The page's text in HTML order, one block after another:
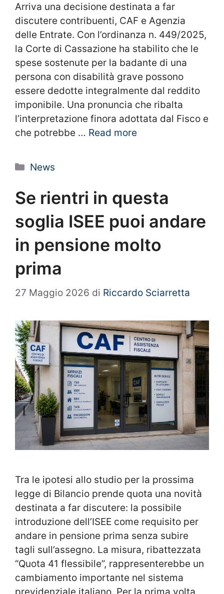
Arriva una decisione destinata a far
discutere contribuenti, CAF e Agenzia
delle Entrate. Con l’ordinanza n. 449/2025,
la Corte di Cassazione ha stabilito che le
spese sostenute per la badante di una
persona con disabilità grave possono
essere dedotte integralmente dal reddito
imponibile. Una pronuncia che ribalta
l’interpretazione finora adottata dal Fisco e
che potrebbe … Read more
Categorie
News
Se rientri in questa
soglia ISEE puoi andare
in pensione molto
prima
27 Maggio 2026 di Riccardo Sciarretta
Tra le ipotesi allo studio per la prossima
legge di Bilancio prende quota una novità
destinata a far discutere: la possibile
introduzione dell’ISEE come requisito per
andare in pensione prima senza subire
tagli sull’assegno. La misura, ribattezzata
“Quota 41 flessibile”, rappresenterebbe un
cambiamento importante nel sistema
previdenziale italiano. Per la prima volta,